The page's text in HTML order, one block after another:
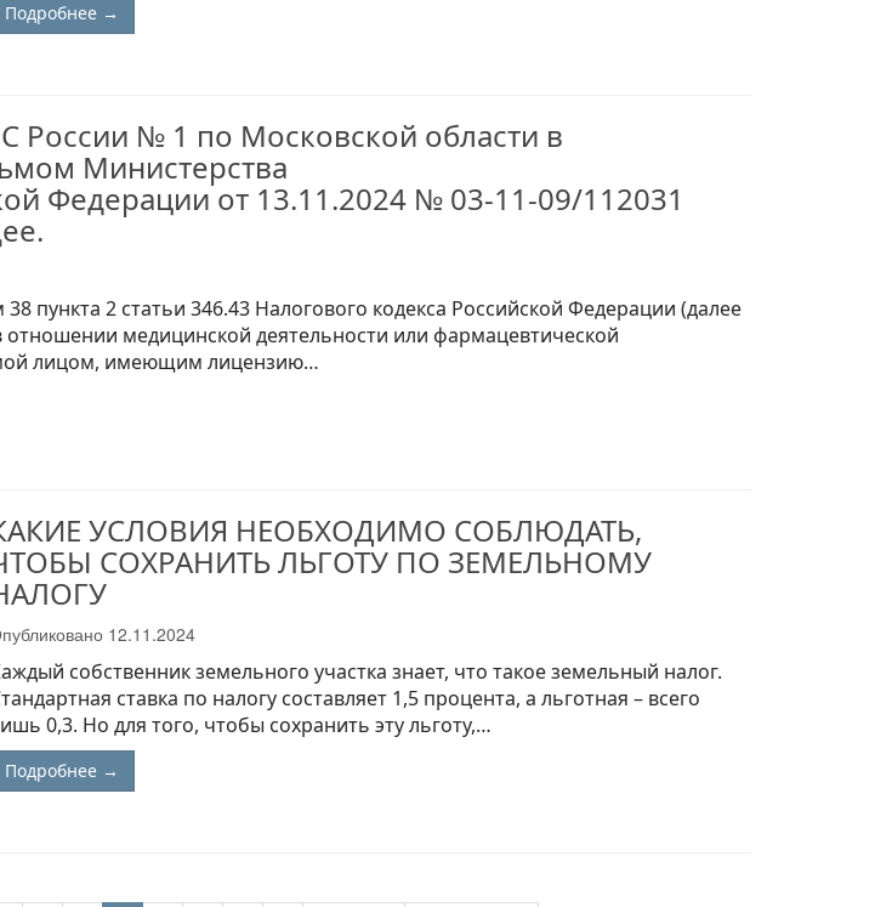
Подробнее →
№ 1 по Московской области в
Министерства
Федерации от 13.11.2024 № 03-11-09/112031
пункта 2 статьи 346.43 Налогового кодекса Российской Федерации (далее
медицинской деятельности или фармацевтической
лицом, имеющим лицензию…
УСЛОВИЯ НЕОБХОДИМО СОБЛЮДАТЬ,
СОХРАНИТЬ ЛЬГОТУ ПО ЗЕМЕЛЬНОМУ
12.11.2024
собственник земельного участка знает, что такое земельный налог.
ставка по налогу составляет 1,5 процента, а льготная – всего
0,3. Но для того, чтобы сохранить эту льготу,…
Подробнее →